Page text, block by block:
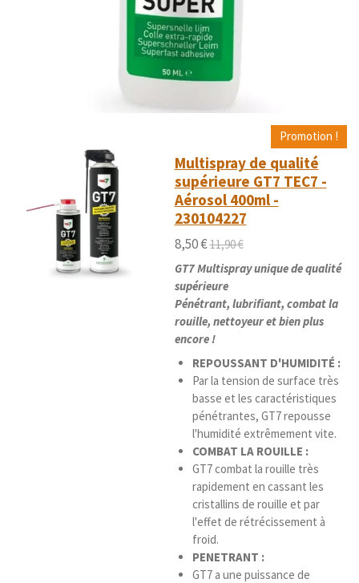
Promotion !
Multispray de qualité
supérieure GT7 TEC7 -
Aérosol 400ml -
230104227
8,50 €11,90 €
GT7 Multispray unique de qualité
supérieure
Pénétrant, lubrifiant, combat la
rouille, nettoyeur et bien plus
encore !
REPOUSSANT D'HUMIDITÉ :
Par la tension de surface très
basse et les caractéristiques
pénétrantes, GT7 repousse
l'humidité extrêmement vite.
COMBAT LA ROUILLE :
GT7 combat la rouille très
rapidement en cassant les
cristallins de rouille et par
l'effet de rétrécissement à
froid.
PENETRANT :
GT7 a une puissance de